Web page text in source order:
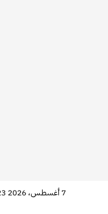
7 أغسطس، 2026 3:23 مساءً